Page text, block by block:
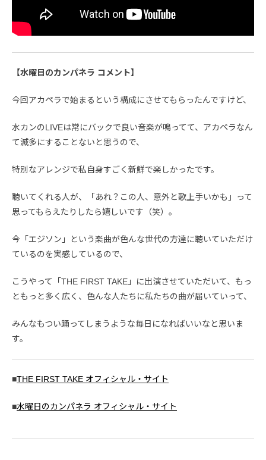
【水曜日のカンパネラ コメント】
今回アカペラで始まるという構成にさせてもらったんですけど、
水カンのLIVEは常にバックで良い音楽が鳴ってて、アカペラなん
て滅多にすることないと思うので、
特別なアレンジで私自身すごく新鮮で楽しかったです。
聴いてくれる人が、「あれ？この人、意外と歌上手いかも」って
思ってもらえたりしたら嬉しいです（笑）。
今「エジソン」という楽曲が色んな世代の方達に聴いていただけ
ているのを実感しているので、
こうやって「THE FIRST TAKE」に出演させていただいて、もっ
ともっと多く広く、色んな人たちに私たちの曲が届いていって、
みんなもつい踊ってしまうような毎日になればいいなと思いま
す。
■THE FIRST TAKE オフィシャル・サイト
■水曜日のカンパネラ オフィシャル・サイト